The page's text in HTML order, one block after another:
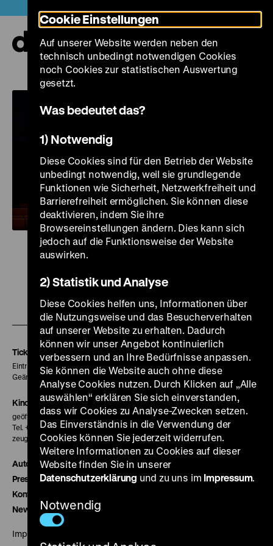
zum
Seiteninhalt
springen
Zu
unserer
Instagram
Seite
Zu
unserer
Facebook
Seite
Zu
unserer
Letterboxd
Seite
Tickets
Eintritt 5 €
Geänderte Preise sind im Programm vermerkt.
Kinokasse
geöffnet 30 Minuten vor Beginn der ersten Vorstellung
Tel. + 49 30 20304-770
zeughauskino@dhm.de
Autor*innen
Presse
Kontakt
Newsletter
Impressum
Cookie Einstellungen
Auf unserer Website werden neben den
technisch unbedingt notwendigen Cookies
noch Cookies zur statistischen Auswertung
gesetzt.
Was bedeutet das?
1) Notwendig
Diese Cookies sind für den Betrieb der Website
unbedingt notwendig, weil sie grundlegende
Funktionen wie Sicherheit, Netzwerkfreiheit und
Barrierefreiheit ermöglichen. Sie können diese
deaktivieren, indem Sie ihre
Browsereinstellungen ändern. Dies kann sich
jedoch auf die Funktionsweise der Website
auswirken.
2) Statistik und Analyse
Diese Cookies helfen uns, Informationen über
die Nutzungsweise und das Besucherverhalten
auf unserer Website zu erhalten. Dadurch
können wir unser Angebot kontinuierlich
verbessern und an Ihre Bedürfnisse anpassen.
Sie können die Website auch ohne diese
Analyse Cookies nutzen. Durch Klicken auf „Alle
auswählen“ erklären Sie sich einverstanden,
dass wir Cookies zu Analyse-Zwecken setzen.
Das Einverständnis in die Verwendung der
Cookies können Sie jederzeit widerrufen.
Weitere Informationen zu Cookies auf dieser
Website finden Sie in unserer
Datenschutzerklärung und zu uns im Impressum.
Notwendig